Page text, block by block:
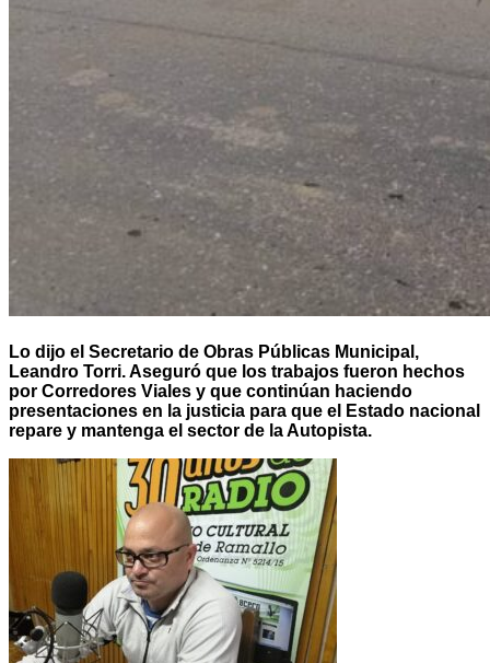
Lo dijo el Secretario de Obras Públicas Municipal,
Leandro Torri. Aseguró que los trabajos fueron hechos
por Corredores Viales y que continúan haciendo
presentaciones en la justicia para que el Estado nacional
repare y mantenga el sector de la Autopista.